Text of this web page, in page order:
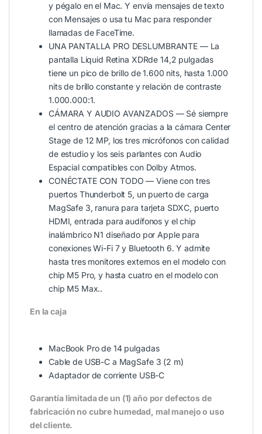
y pégalo en el Mac. Y envía mensajes de texto
con Mensajes o usa tu Mac para responder
llamadas de FaceTime.
UNA PANTALLA PRO DESLUMBRANTE — La
pantalla Liquid Retina XDRde 14,2 pulgadas
tiene un pico de brillo de 1.600 nits, hasta 1.000
nits de brillo constante y relación de contraste
1.000.000:1.
CÁMARA Y AUDIO AVANZADOS — Sé siempre
el centro de atención gracias a la cámara Center
Stage de 12 MP, los tres micrófonos con calidad
de estudio y los seis parlantes con Audio
Espacial compatibles con Dolby Atmos.
CONÉCTATE CON TODO — Viene con tres
puertos Thunderbolt 5, un puerto de carga
MagSafe 3, ranura para tarjeta SDXC, puerto
HDMI, entrada para audífonos y el chip
inalámbrico N1 diseñado por Apple para
conexiones Wi-Fi 7 y Bluetooth 6. Y admite
hasta tres monitores externos en el modelo con
chip M5 Pro, y hasta cuatro en el modelo con
chip M5 Max..
En la caja
MacBook Pro de 14 pulgadas
Cable de USB-C a MagSafe 3 (2 m)
Adaptador de corriente USB-C
Garantía limitada de un (1) año por defectos de
fabricación no cubre humedad, mal manejo o uso
del cliente.